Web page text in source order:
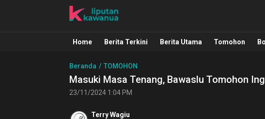
Liputan Kawanua
Berita Manado, Sulawesi Utara, Kawanua,
Home Berita Terkini Berita Utama Tomohon
Beranda TOMOHON
Masuki Masa Tenang, Bawaslu Tomohon
23/11/2024 1:04 PM
Terry Wagiu